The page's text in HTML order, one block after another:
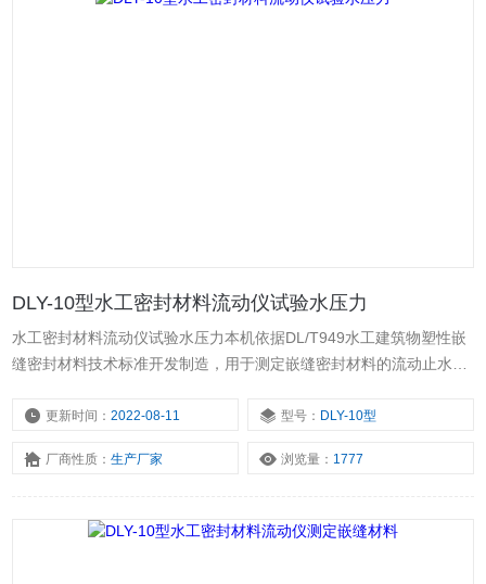
DLY-10型水工密封材料流动仪试验水压力
水工密封材料流动仪试验水压力本机依据DL/T949水工建筑物塑性嵌
缝密封材料技术标准开发制造，用于测定嵌缝密封材料的流动止水长
更新时间：2022-08-11 型号： DLY-10型
厂商性质：生产厂家 浏览量： 1777